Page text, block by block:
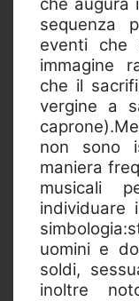
sequenza
eventi che
immagine
che il
vergine a
non sono
maniera
musicali
individuare
uomini e
soldi,
inoltre